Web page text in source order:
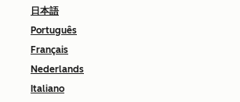
日本語
Português
Français
Nederlands
Italiano